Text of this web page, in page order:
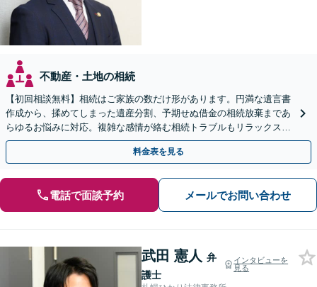
不動産・土地の相続
【初回相談無料】相続はご家族の数だけ形があります。円満な遺言書
作成から、揉めてしまった遺産分割、予期せぬ借金の相続放棄まであ
らゆるお悩みに対応。複雑な感情が絡む相続トラブルもリラックスし
てお話しいただけます。WEB面談可。
料金表を見る
電話で面談予約 メールでお問い合わせ
武田 憲人 弁
護士
インタビューを
見る